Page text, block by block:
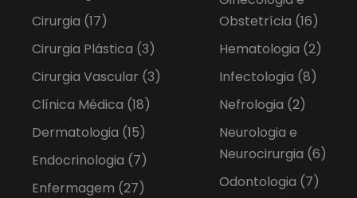
Cirurgia (17)
Cirurgia Plástica (3)
Cirurgia Vascular (3)
Clínica Médica (18)
Dermatologia (15)
Endocrinologia (7)
Enfermagem (27)
Obstetrícia (16)
Hematologia (2)
Infectologia (8)
Nefrologia (2)
Neurologia e
Neurocirurgia (6)
Odontologia (7)